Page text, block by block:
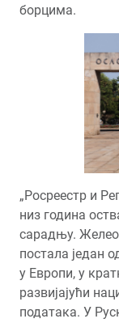
борцима.
„Росреестр и
низ година
сарадњу. Желео
постала један
у Европи, у
развијајући
података. У